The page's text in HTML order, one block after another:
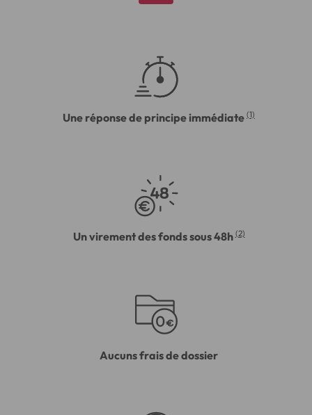
Une réponse de principe immédiate (1)
Un virement des fonds sous 48h (2)
Aucuns frais de dossier